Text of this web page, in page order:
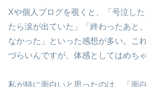
Xや個人ブログを覗くと、「号泣し
たら涙が出ていた」「終わったあと
なかった」といった感想が多い。こ
づらいんですが、体感としてはめち
私が特に面白いと思ったのは、「面